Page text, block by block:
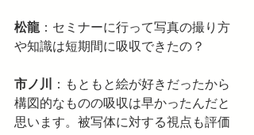
松龍 ：セミナーに行って写真の撮り方
や知識は短期間に吸収できたの？
市ノ川
：もともと絵が好きだったから
構図的なものの吸収は早かったんだと
思います。被写体に対する視点も評価